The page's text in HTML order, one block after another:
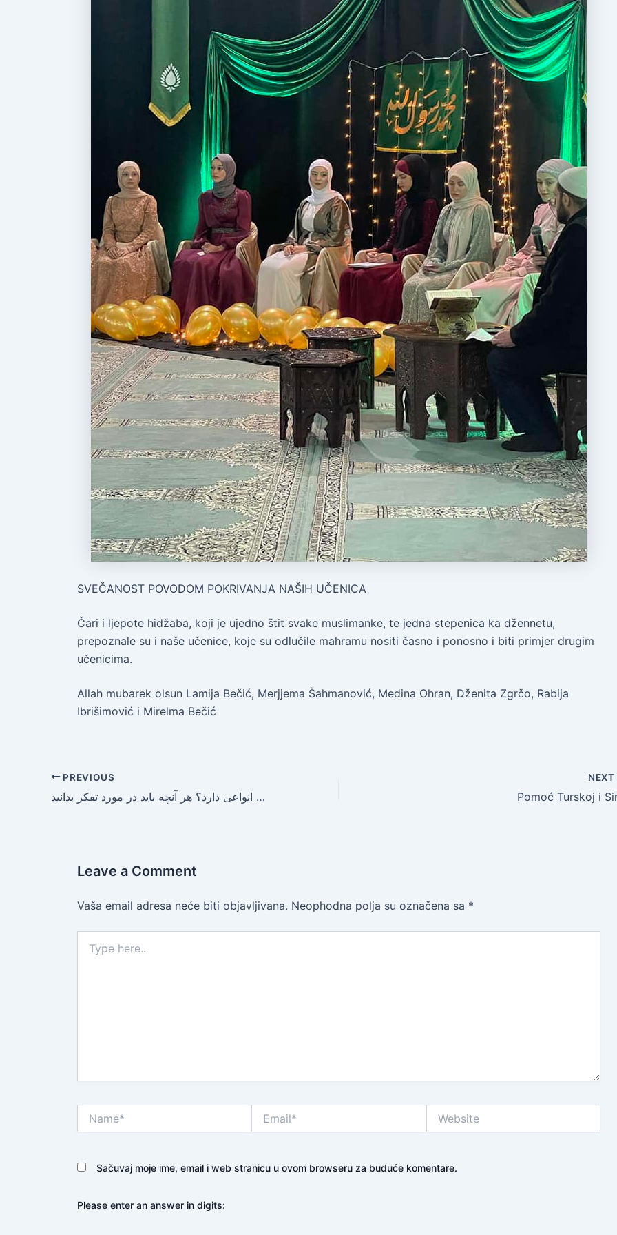
SVEČANOST POVODOM POKRIVANJA NAŠIH UČENICA
Čari i ljepote hidžaba, koji je ujedno štit svake muslimanke, te jedna stepenica ka džennetu,
prepoznale su i naše učenice, koje su odlučile mahramu nositi časno i ponosno i biti primjer drugim
učenicima.
Allah mubarek olsun Lamija Bečić, Merjjema Šahmanović, Medina Ohran, Dženita Zgrčo, Rabija
Ibrišimović i Mirelma Bečić
PREVIOUS
تفکر چیست و چه انواعی دارد؟ هر آنچه باید در مورد تفکر بدانید
NEXT
Pomoć Turskoj i
Leave a Comment
Vaša email adresa neće biti objavljivana. Neophodna polja su označena sa *
here..
Sačuvaj moje ime, email i web stranicu u ovom browseru za buduće komentare.
Please enter an answer in digits: